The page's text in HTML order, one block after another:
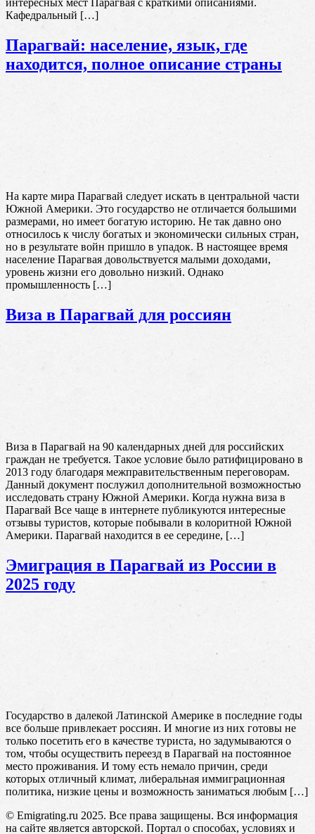
интересных мест Парагвая с краткими описаниями.
Кафедральный […]
Парагвай: население, язык, где
находится, полное описание страны
На карте мира Парагвай следует искать в центральной части
Южной Америки. Это государство не отличается большими
размерами, но имеет богатую историю. Не так давно оно
относилось к числу богатых и экономически сильных стран,
но в результате войн пришло в упадок. В настоящее время
население Парагвая довольствуется малыми доходами,
уровень жизни его довольно низкий. Однако
промышленность […]
Виза в Парагвай для россиян
Виза в Парагвай на 90 календарных дней для российских
граждан не требуется. Такое условие было ратифицировано в
2013 году благодаря межправительственным переговорам.
Данный документ послужил дополнительной возможностью
исследовать страну Южной Америки. Когда нужна виза в
Парагвай Все чаще в интернете публикуются интересные
отзывы туристов, которые побывали в колоритной Южной
Америки. Парагвай находится в ее середине, […]
Эмиграция в Парагвай из России в
2025 году
Государство в далекой Латинской Америке в последние годы
все больше привлекает россиян. И многие из них готовы не
только посетить его в качестве туриста, но задумываются о
том, чтобы осуществить переезд в Парагвай на постоянное
место проживания. И тому есть немало причин, среди
которых отличный климат, либеральная иммиграционная
политика, низкие цены и возможность заниматься любым […]
© Emigrating.ru 2025. Все права защищены. Вся информация
на сайте является авторской. Портал о способах, условиях и